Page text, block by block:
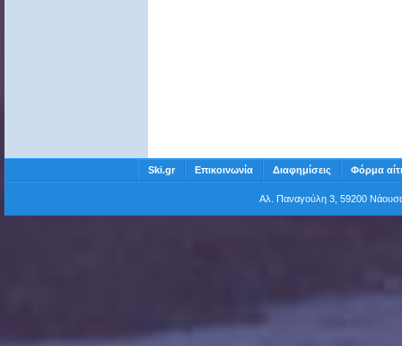
Ski.gr Επικοινωνία Διαφημίσεις Φόρμα
Αλ. Παναγούλη 3, 59200